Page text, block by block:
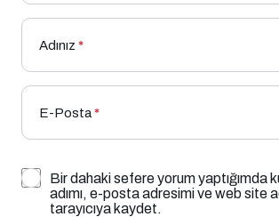
Adınız *
E-Posta*
Bir dahaki sefere yorum yaptığımda
adımı, e-posta adresimi ve web site
tarayıcıya kaydet.